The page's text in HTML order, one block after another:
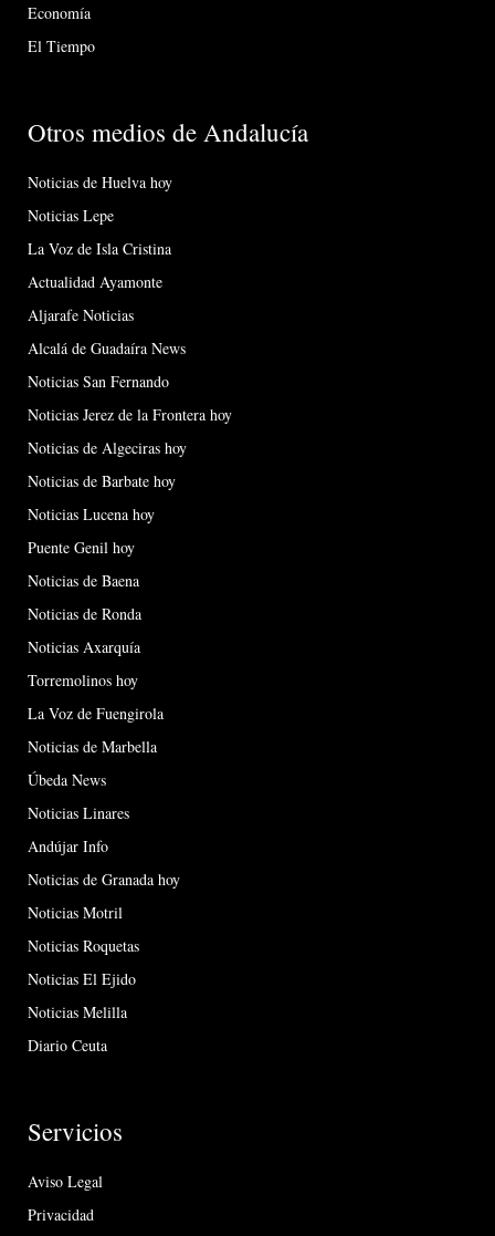
Economía
El Tiempo
Otros medios de Andalucía
Noticias de Huelva hoy
Noticias Lepe
La Voz de Isla Cristina
Actualidad Ayamonte
Aljarafe Noticias
Alcalá de Guadaíra News
Noticias San Fernando
Noticias Jerez de la Frontera hoy
Noticias de Algeciras hoy
Noticias de Barbate hoy
Noticias Lucena hoy
Puente Genil hoy
Noticias de Baena
Noticias de Ronda
Noticias Axarquía
Torremolinos hoy
La Voz de Fuengirola
Noticias de Marbella
Úbeda News
Noticias Linares
Andújar Info
Noticias de Granada hoy
Noticias Motril
Noticias Roquetas
Noticias El Ejido
Noticias Melilla
Diario Ceuta
Servicios
Aviso Legal
Privacidad